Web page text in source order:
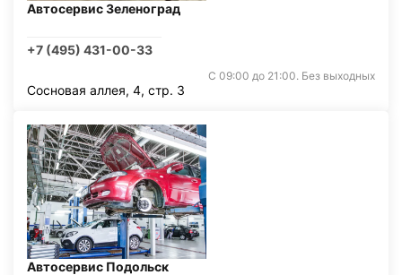
Автосервис Зеленоград
+7 (495) 431-00-33
С 09:00 до 21:00. Без выходных
Сосновая аллея, 4, стр. 3
Автосервис Подольск